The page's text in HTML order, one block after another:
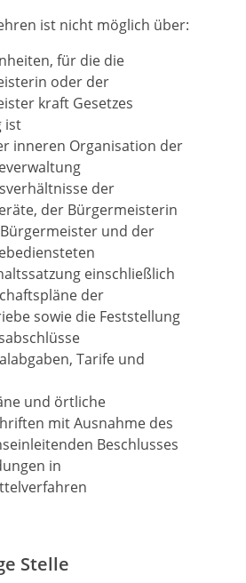
ist nicht möglich über:
für die die
oder der
kraft Gesetzes
ist
inneren Organisation der
der
der Bürgermeisterin
und der
einschließlich
der
sowie die Feststellung
Tarife und
und örtliche
mit Ausnahme des
Beschlusses
in
Stelle